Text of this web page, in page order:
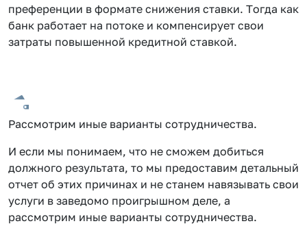
преференции в формате снижения ставки. Тогда как
банк работает на потоке и компенсирует свои
затраты повышенной кредитной ставкой.
Рассмотрим иные варианты сотрудничества.
И если мы понимаем, что не сможем добиться
должного результата, то мы предоставим детальный
отчет об этих причинах и не станем навязывать свои
услуги в заведомо проигрышном деле, а
рассмотрим иные варианты сотрудничества.